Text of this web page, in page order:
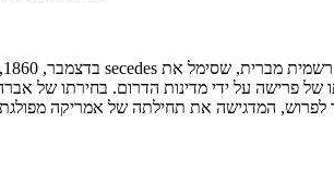
של פרישה על ידי מדינות הדרום. בחירתו של
לפרוש, המדגישה את תחילתה של אמריקה